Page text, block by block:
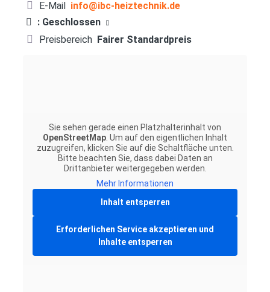
E-Mail info@ibc-heiztechnik.de
: Geschlossen
Preisbereich Fairer Standardpreis
Sie sehen gerade einen Platzhalterinhalt von
OpenStreetMap . Um auf den eigentlichen Inhalt
zuzugreifen, klicken Sie auf die Schaltfläche unten.
Bitte beachten Sie, dass dabei Daten an
Drittanbieter weitergegeben werden.
Mehr Informationen
Inhalt entsperren
Erforderlichen Service akzeptieren und
Inhalte entsperren